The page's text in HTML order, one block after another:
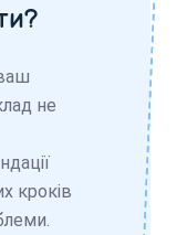
не
кроків